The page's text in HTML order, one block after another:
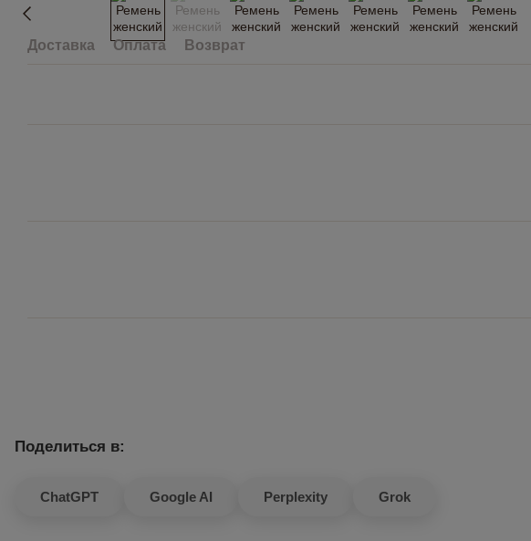
Доставка Оплата Возврат
Поделиться в:
ChatGPT Google AI Perplexity Grok